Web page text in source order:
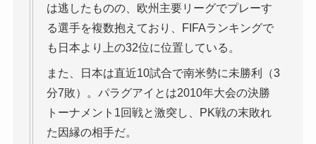
は逃したものの、欧州主要リーグでプレーす
る選手を複数抱えており、FIFAランキングで
も日本より上の32位に位置している。
また、日本は直近10試合で南米勢に未勝利（3
分7敗）。パラグアイとは2010年大会の決勝
トーナメント1回戦と激突し、PK戦の末敗れ
た因縁の相手だ。